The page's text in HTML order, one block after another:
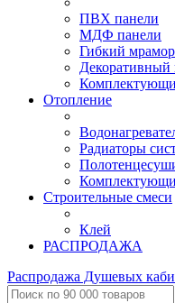
ПВХ панели
МДФ панели
Гибкий мрамор
Декоративный
Отопление
Радиаторы
Строительные смеси
Клей
РАСПРОДАЖА
Распродажа Душевых